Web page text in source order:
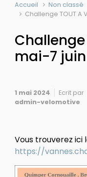
Accueil
Non classé
Challenge TOUT A
Challenge
mai-7
1 mai 2024
Ecrit par
admin-velomotive
Vous trouverez ici
https://